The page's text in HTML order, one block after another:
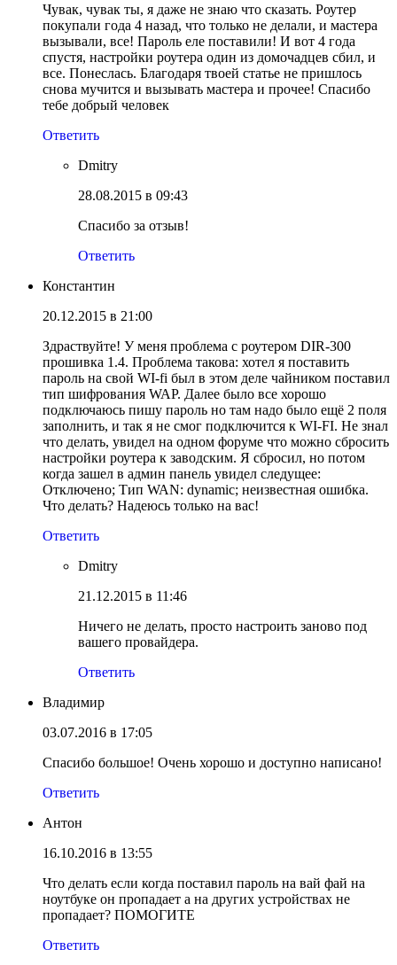
Чувак, чувак ты, я даже не знаю что сказать. Роутер
покупали года 4 назад, что только не делали, и мастера
вызывали, все! Пароль еле поставили! И вот 4 года
спустя, настройки роутера один из домочадцев сбил, и
все. Понеслась. Благодаря твоей статье не пришлось
снова мучится и вызывать мастера и прочее! Спасибо
тебе добрый человек
Ответить
Dmitry
28.08.2015 в 09:43
Спасибо за отзыв!
Ответить
Константин
20.12.2015 в 21:00
Здраствуйте! У меня проблема с роутером DIR-300
прошивка 1.4. Проблема такова: хотел я поставить
пароль на свой WI-fi был в этом деле чайником поставил
тип шифрования WAP. Далее было все хорошо
подключаюсь пишу пароль но там надо было ещё 2 поля
заполнить, и так я не смог подключится к WI-FI. Не знал
что делать, увидел на одном форуме что можно сбросить
настройки роутера к заводским. Я сбросил, но потом
когда зашел в админ панель увидел следущее:
Отключено; Тип WAN: dynamic; неизвестная ошибка.
Что делать? Надеюсь только на вас!
Ответить
Dmitry
21.12.2015 в 11:46
Ничего не делать, просто настроить заново под
вашего провайдера.
Ответить
Владимир
03.07.2016 в 17:05
Спасибо большое! Очень хорошо и доступно написано!
Ответить
Антон
16.10.2016 в 13:55
Что делать если когда поставил пароль на вай фай на
ноутбуке он пропадает а на других устройствах не
пропадает? ПОМОГИТЕ
Ответить